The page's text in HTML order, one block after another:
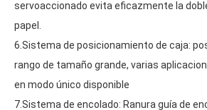
servoaccionado evita eficazmente la
papel.
6.Sistema de posicionamiento de caja:
rango de tamaño grande, varias
en modo único disponible
7.Sistema de encolado: Ranura guía de